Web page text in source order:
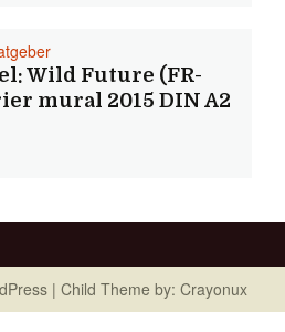
Wild Future (FR-
mural 2015 DIN A2
| Child Theme by: Crayonux